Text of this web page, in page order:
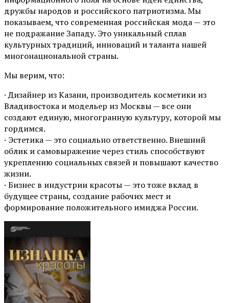
дружбы народов и российского патриотизма. Мы
показываем, что современная российская мода — это
не подражание Западу. Это уникальный сплав
культурных традиций, инноваций и таланта нашей
многонациональной страны.
Мы верим, что:
· Дизайнер из Казани, производитель косметики из
Владивостока и модельер из Москвы — все они
создают единую, многогранную культуру, которой мы
гордимся.
· Эстетика — это социально ответственно. Внешний
облик и самовыражение через стиль способствуют
укреплению социальных связей и повышают качество
жизни.
· Бизнес в индустрии красоты — это тоже вклад в
будущее страны, создание рабочих мест и
формирование положительного имиджа России.